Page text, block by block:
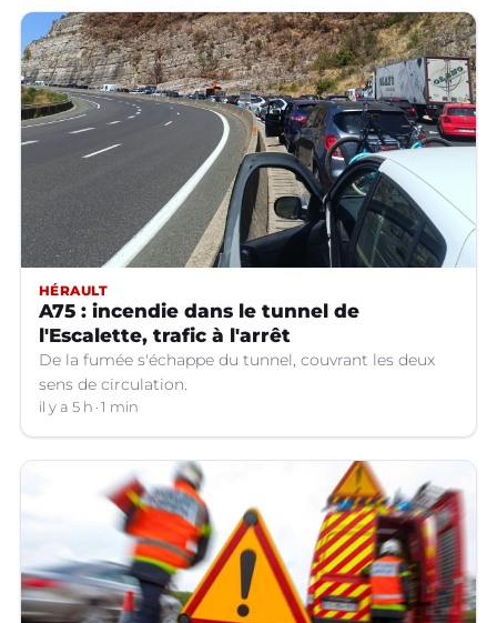
HÉRAULT
A75 : incendie dans le tunnel de
l'Escalette, trafic à l'arrêt
De la fumée s'échappe du tunnel, couvrant les deux
sens de circulation.
il y a 5 h 1 min